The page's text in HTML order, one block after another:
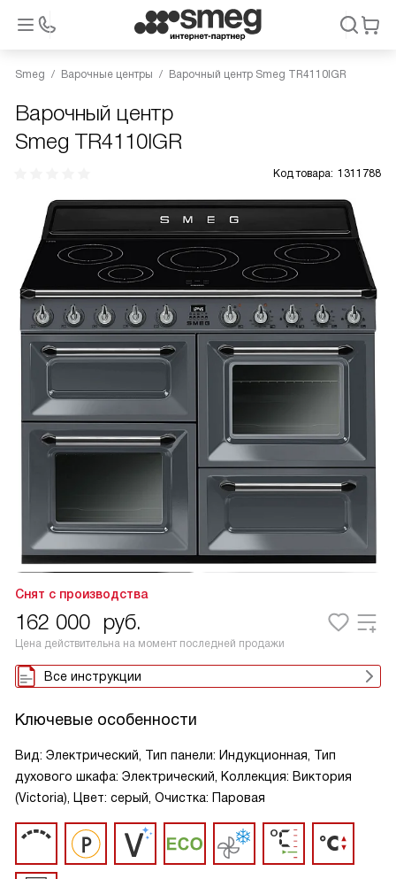
Smeg Варочные центры Варочный центр Smeg TR4110IGR
Варочный центр
Smeg TR4110IGR
Код товара: 1311788
Снят с производства
162 000 руб.
Цена действительна на момент последней продажи
Все инструкции
Ключевые особенности
Вид: Электрический, Тип панели: Индукционная, Тип
духового шкафа: Электрический, Коллекция: Виктория
(Victoria), Цвет: серый, Очистка: Паровая